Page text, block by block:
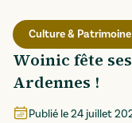
Culture & Patrimoine
Woinic fête
Ardennes !
Publié le24 juillet